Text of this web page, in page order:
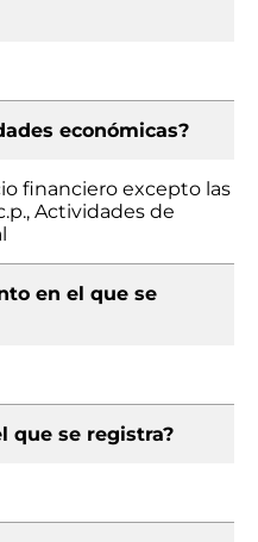
económicas?
financiero excepto las
Actividades de
en el que se
que se registra?